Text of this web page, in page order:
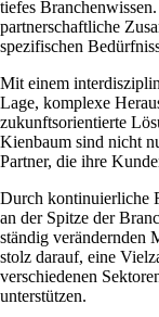
tiefes
partnerschaftliche
spezifischen
Mit einem
Lage, komplexe
zukunftsorientierte
Kienbaum sind nicht
Partner, die ihre
Durch kontinuierliche
an der Spitze der
ständig verändernden
stolz darauf, eine
verschiedenen
unterstützen.